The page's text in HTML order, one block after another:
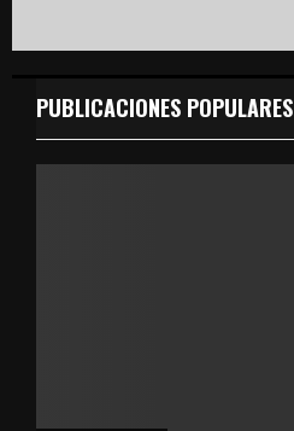
PUBLICACIONES POPULARES